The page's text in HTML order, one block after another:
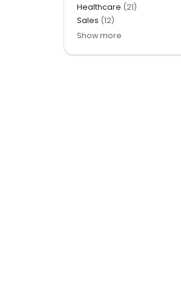
Healthcare (21)
Sales (12)
Show more